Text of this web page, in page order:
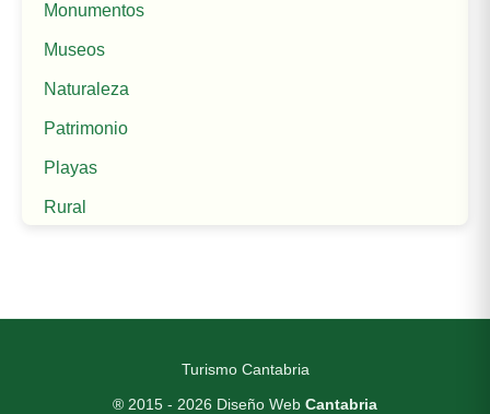
Monumentos
Museos
Naturaleza
Patrimonio
Playas
Rural
Turismo Cantabria
® 2015 - 2026 Diseño Web Cantabria